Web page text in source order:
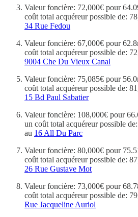
Valeur foncière: 72,000€ pour
coût total acquéreur possible de:
34 Rue Fedou
Valeur foncière: 67,000€ pour
coût total acquéreur possible de:
9004 Che Du Vieux Canal
Valeur foncière: 75,085€ pour
coût total acquéreur possible de:
15 Bd Paul Sabatier
Valeur foncière: 108,000€ pour
un coût total acquéreur possible
au 16 All Du Parc
Valeur foncière: 80,000€ pour
coût total acquéreur possible de:
26 Rue Gustave Mot
Valeur foncière: 73,000€ pour
coût total acquéreur possible de:
Rue Jacqueline Auriol